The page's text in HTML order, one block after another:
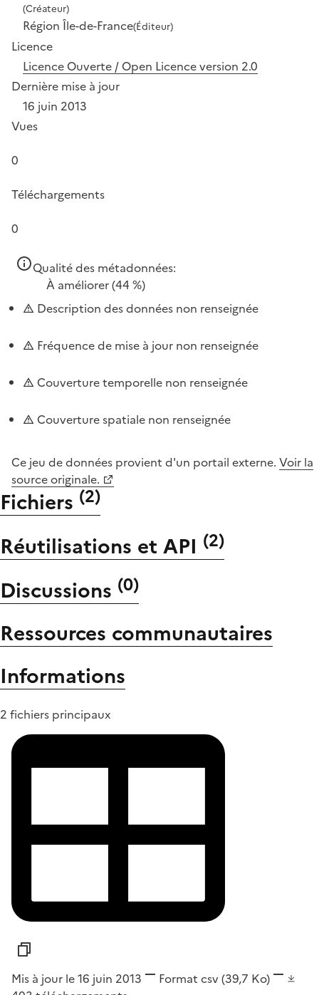
(Créateur)
Région Île-de-France(Éditeur)
Licence
Licence Ouverte / Open Licence version 2.0
Dernière mise à jour
16 juin 2013
Vues
0
Téléchargements
0
Qualité des métadonnées:
À améliorer(44 %)
Description des données non renseignée
Fréquence de mise à jour non renseignée
Couverture temporelle non renseignée
Couverture spatiale non renseignée
Ce jeu de données provient d'un portail externe. Voir la
source originale.
Fichiers (2)
Réutilisations et API (2)
Discussions (0)
Ressources communautaires
Informations
2 fichiers principaux
Mis à jour le 16 juin 2013 Format csv(39,7 Ko)